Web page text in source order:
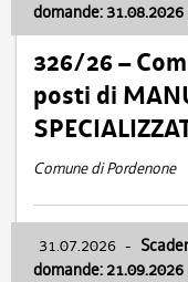
domande: 31.08.2026
326/26 –
posti di
Comune di Pordenone
31.07.2026 -
domande: 21.09.2026